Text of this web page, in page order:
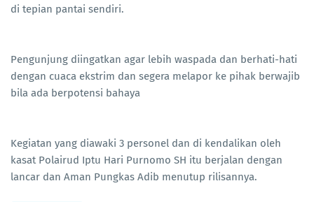
di tepian pantai sendiri.
Pengunjung diingatkan agar lebih waspada dan berhati-hati
dengan cuaca ekstrim dan segera melapor ke pihak berwajib
bila ada berpotensi bahaya
Kegiatan yang diawaki 3 personel dan di kendalikan oleh
kasat Polairud Iptu Hari Purnomo SH itu berjalan dengan
lancar dan Aman Pungkas Adib menutup rilisannya.